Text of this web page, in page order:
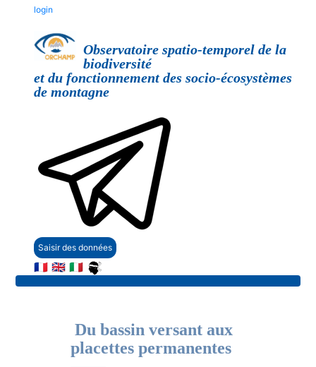
login
Observatoire spatio-temporel de la
biodiversité
et du fonctionnement des socio-écosystèmes
de montagne
Saisir des données
🇫🇷 🇬🇧 🇮🇹
Du bassin versant aux
placettes permanentes